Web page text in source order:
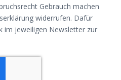
Gebrauch machen
widerrufen. Dafür
im jeweiligen Newsletter zur